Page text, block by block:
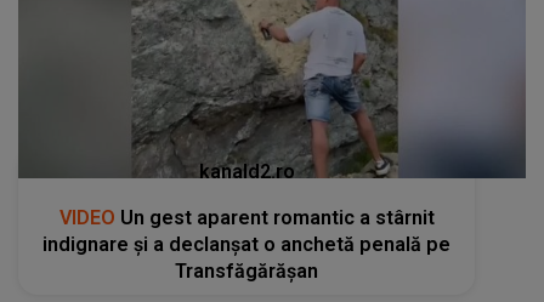
kanald2.ro
VIDEO Un gest aparent romantic a stârnit
indignare și a declanșat o anchetă penală pe
Transfăgărășan